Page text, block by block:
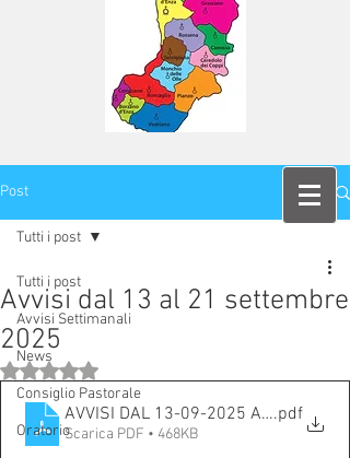
Post
Tutti i post
Avvisi Settimanali
News
Consiglio Pastorale
Oratorio
Tutti i post
Avvisi dal 13 al 21 settembre
2025
Valutazione NaN stelle su 5.
AVVISI DAL 13-09-2025 AL 21-9-2025
.pdf
Scarica PDF • 468KB